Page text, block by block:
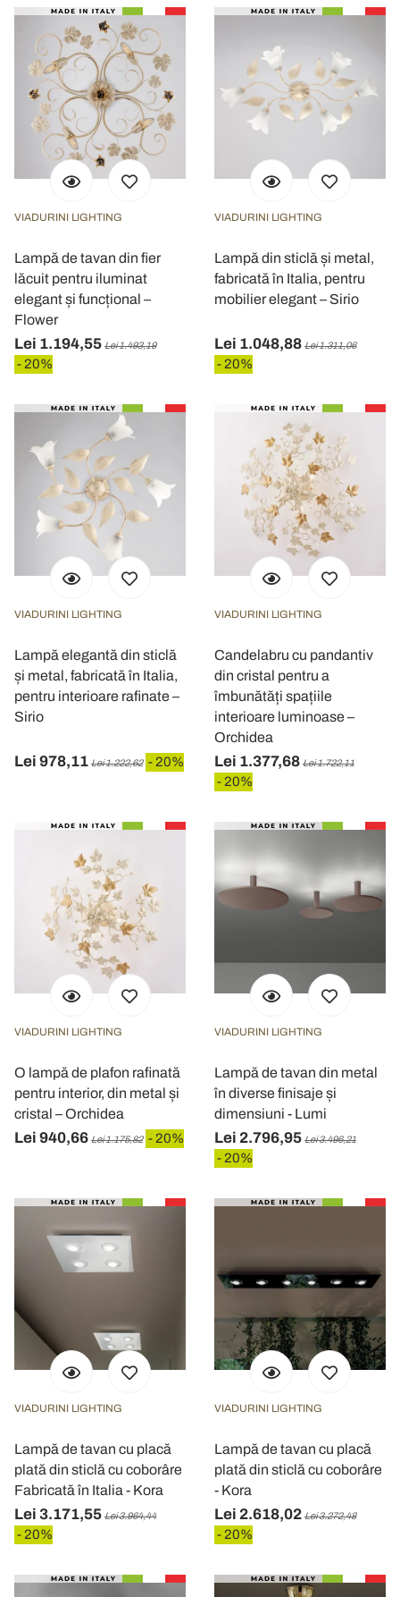
VIADURINI LIGHTING
Lampă de tavan din fier
lăcuit pentru iluminat
elegant și funcțional –
Flower
Lei 1.194,55 Lei 1.493,19
- 20%
VIADURINI LIGHTING
Lampă din sticlă și metal,
fabricată în Italia, pentru
mobilier elegant – Sirio
Lei 1.048,88 Lei 1.311,06
- 20%
VIADURINI LIGHTING
Lampă elegantă din sticlă
și metal, fabricată în Italia,
pentru interioare rafinate –
Sirio
Lei 978,11 Lei 1.222,62 - 20%
VIADURINI LIGHTING
Candelabru cu pandantiv
din cristal pentru a
îmbunătăți spațiile
interioare luminoase –
Orchidea
Lei 1.377,68 Lei 1.722,11
- 20%
VIADURINI LIGHTING
O lampă de plafon rafinată
pentru interior, din metal și
cristal – Orchidea
Lei 940,66 Lei 1.175,82 - 20%
VIADURINI LIGHTING
Lampă de tavan din metal
în diverse finisaje și
dimensiuni - Lumi
Lei 2.796,95 Lei 3.496,21
- 20%
VIADURINI LIGHTING
Lampă de tavan cu placă
plată din sticlă cu coborâre
Fabricată în Italia - Kora
Lei 3.171,55 Lei 3.964,44
- 20%
VIADURINI LIGHTING
Lampă de tavan cu placă
plată din sticlă cu coborâre
- Kora
Lei 2.618,02 Lei 3.272,48
- 20%